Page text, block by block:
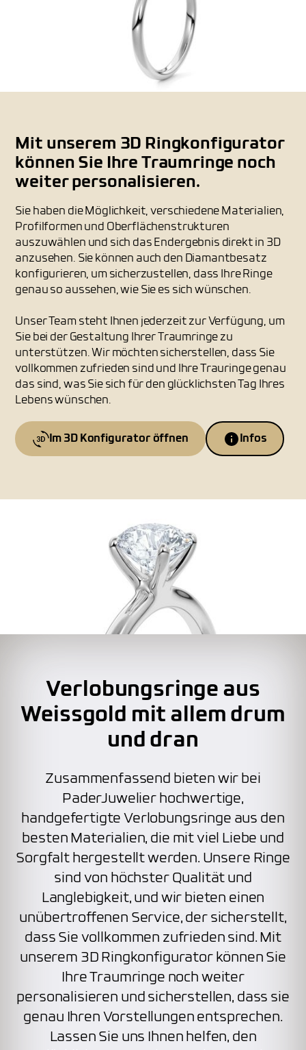
Mit unserem 3D Ringkonfigurator
können Sie Ihre Traumringe noch
weiter personalisieren.
Sie haben die Möglichkeit, verschiedene Materialien,
Profilformen und Oberflächenstrukturen
auszuwählen und sich das Endergebnis direkt in 3D
anzusehen. Sie können auch den Diamantbesatz
konfigurieren, um sicherzustellen, dass Ihre Ringe
genau so aussehen, wie Sie es sich wünschen.
Unser Team steht Ihnen jederzeit zur Verfügung, um
Sie bei der Gestaltung Ihrer Traumringe zu
unterstützen. Wir möchten sicherstellen, dass Sie
vollkommen zufrieden sind und Ihre Trauringe genau
das sind, was Sie sich für den glücklichsten Tag Ihres
Lebens wünschen.
Im 3D Konfigurator öffnen Infos
Verlobungsringe aus
Weissgold mit allem drum
und dran
Zusammenfassend bieten wir bei
PaderJuwelier hochwertige,
handgefertigte Verlobungsringe aus den
besten Materialien, die mit viel Liebe und
Sorgfalt hergestellt werden. Unsere Ringe
sind von höchster Qualität und
Langlebigkeit, und wir bieten einen
unübertroffenen Service, der sicherstellt,
dass Sie vollkommen zufrieden sind. Mit
unserem 3D Ringkonfigurator können Sie
Ihre Traumringe noch weiter
personalisieren und sicherstellen, dass sie
genau Ihren Vorstellungen entsprechen.
Lassen Sie uns Ihnen helfen, den